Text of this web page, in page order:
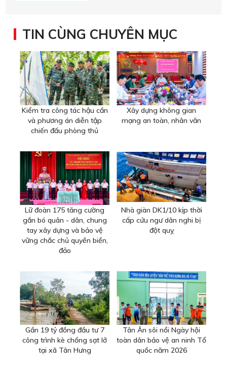
TIN CÙNG CHUYÊN MỤC
Kiểm tra công tác hậu cần
và phương án diễn tập
chiến đấu phòng thủ
Xây dựng không gian
mạng an toàn, nhân văn
Lữ đoàn 175 tăng cường
gắn bó quân - dân, chung
tay xây dựng và bảo vệ
vững chắc chủ quyền biển,
đảo
Nhà giàn DK1/10 kịp thời
cấp cứu ngư dân nghi bị
đột quỵ
Gần 19 tỷ đồng đầu tư 7
công trình kè chống sạt lở
tại xã Tân Hưng
Tân Ân sôi nổi Ngày hội
toàn dân bảo vệ an ninh Tổ
quốc năm 2026